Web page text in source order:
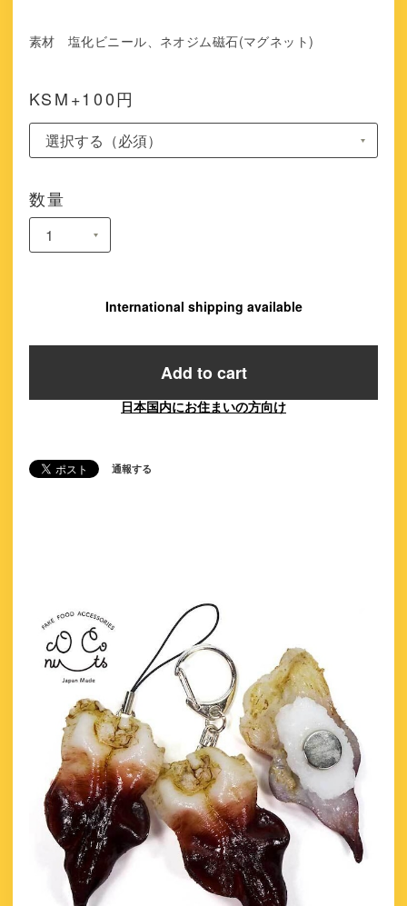
素材 塩化ビニール、ネオジム磁石(マグネット)
KSM+100円
数量
International shipping available
Add to cart
日本国内にお住まいの方向け
通報する